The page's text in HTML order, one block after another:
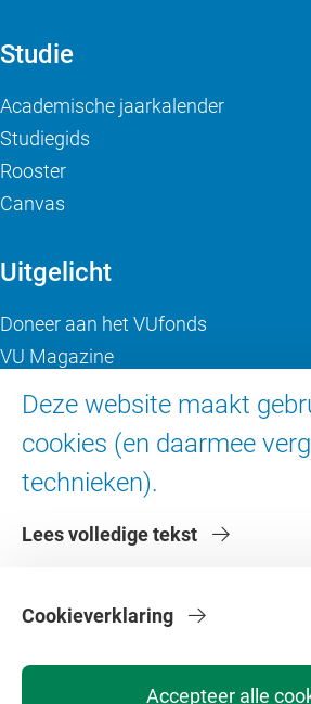
Deze website maakt
cookies (en daarmee
technieken).
Lees volledige tekst
Accepteer alle
Cookieverklaring
Studie
Academische jaarkalender
Studiegids
Rooster
Canvas
Uitgelicht
Doneer aan het VUfonds
VU Magazine
Over de VU
Contact en route
Faculteiten